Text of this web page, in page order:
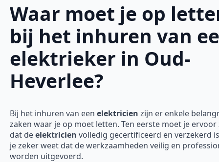
Waar moet je op
bij het inhuren van
elektrieker in Oud-
Heverlee?
Bij het inhuren van een elektricien zijn er enkele
zaken waar je op moet letten. Ten eerste moet je
dat deelektricien volledig gecertificeerd en verzekerd
je zeker weet dat de werkzaamheden veilig en
worden uitgevoerd.